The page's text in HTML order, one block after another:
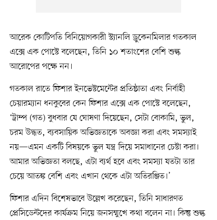
আরেক কোটিপতি বিনিয়োগকারী স্ট্যানলি ড্রুকেনমিলার গতকাল
এক্সে এক পোস্টে বলেছেন, তিনি ১০ শতাংশের বেশি শুল্ক
আরোপের পক্ষে নন।
গতকাল রাতে ফিশার ইনভেস্টমেন্টের প্রতিষ্ঠাতা এবং নির্বাহী
চেয়ারম্যান ধনকুবের কেন ফিশার এক্সে এক পোস্টে বলেছেন,
‘ট্রাম্প (গত) বুধবার যে ঘোষণা দিয়েছেন, সেটা বোকামি, ভুল,
চরম উদ্ধত, ব্যবসায়িক অভিজ্ঞতাকে অবজ্ঞা করা এবং সমস্যাই
নয়—এমন একটি বিষয়কে ভুল যন্ত্র দিয়ে সমাধানের চেষ্টা করা।
আমার অভিজ্ঞতা বলছে, এটা ব্যর্থ হবে এবং সমস্যা যতটা তার
চেয়ে আতঙ্ক বেশি এবং এখান থেকে এটা অতিরঞ্জিত।’
ফিশার এদিন বিশেষভাবে উল্লেখ করেছেন, তিনি সাধারণত
প্রেসিডেন্টদের কার্যক্রম নিয়ে জনসম্মুখে কথা বলেন না। কিন্তু শুল্ক